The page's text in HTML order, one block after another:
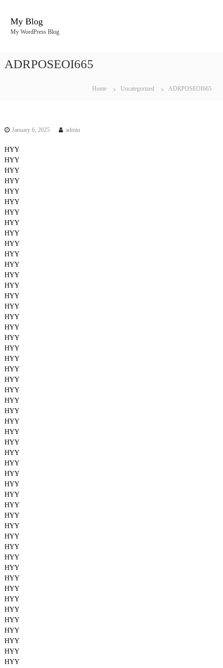
My Blog
My WordPress Blog
ADRPOSEOI665
Home Uncategorized ADRPOSEOI665
January 6, 2025 admin
HYY
HYY
HYY
HYY
HYY
HYY
HYY
HYY
HYY
HYY
HYY
HYY
HYY
HYY
HYY
HYY
HYY
HYY
HYY
HYY
HYY
HYY
HYY
HYY
HYY
HYY
HYY
HYY
HYY
HYY
HYY
HYY
HYY
HYY
HYY
HYY
HYY
HYY
HYY
HYY
HYY
HYY
HYY
HYY
HYY
HYY
HYY
HYY
HYY
HYY